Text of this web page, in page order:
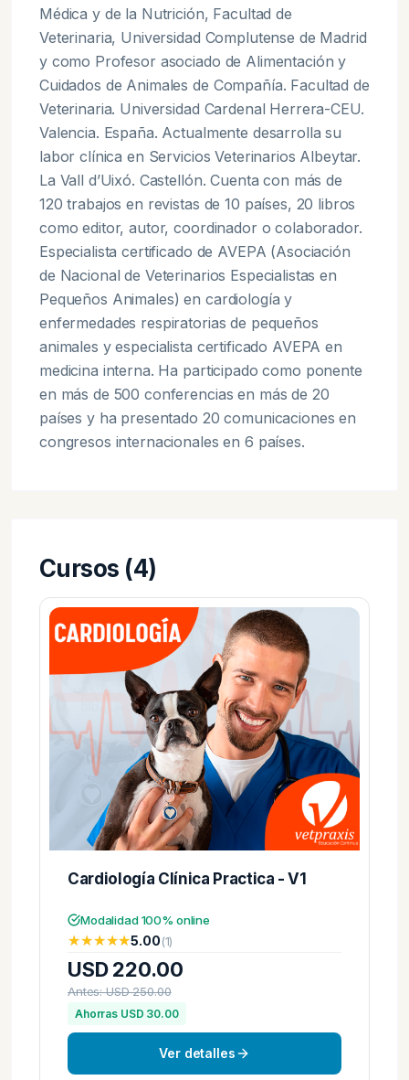
Médica y de la Nutrición, Facultad de
Veterinaria, Universidad Complutense de Madrid
y como Profesor asociado de Alimentación y
Cuidados de Animales de Compañía. Facultad de
Veterinaria. Universidad Cardenal Herrera-CEU.
Valencia. España. Actualmente desarrolla su
labor clínica en Servicios Veterinarios Albeytar.
La Vall d’Uixó. Castellón. Cuenta con más de
120 trabajos en revistas de 10 países, 20 libros
como editor, autor, coordinador o colaborador.
Especialista certificado de AVEPA (Asociación
de Nacional de Veterinarios Especialistas en
Pequeños Animales) en cardiología y
enfermedades respiratorias de pequeños
animales y especialista certificado AVEPA en
medicina interna. Ha participado como ponente
en más de 500 conferencias en más de 20
países y ha presentado 20 comunicaciones en
congresos internacionales en 6 países.
Cursos (4)
Cardiología Clínica Practica - V1
Modalidad 100% online
★★★★★
★★★★★5.00(1)
USD 220.00
Antes: USD 250.00
Ahorras USD 30.00
Ver detalles